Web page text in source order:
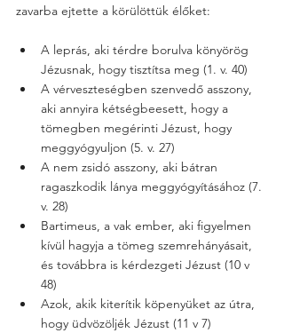
zavarba ejtette a körülöttük élőket:
A leprás, aki térdre borulva könyörög
Jézusnak, hogy tisztítsa meg (1. v. 40)
A vérveszteségben szenvedő asszony,
aki annyira kétségbeesett, hogy a
tömegben megérinti Jézust, hogy
meggyógyuljon (5. v. 27)
A nem zsidó asszony, aki bátran
ragaszkodik lánya meggyógyításához (7.
v. 28)
Bartimeus, a vak ember, aki figyelmen
kívül hagyja a tömeg szemrehányásait,
és továbbra is kérdezgeti Jézust (10 v
48)
Azok, akik kiterítik köpenyüket az útra,
hogy üdvözöljék Jézust (11 v 7)